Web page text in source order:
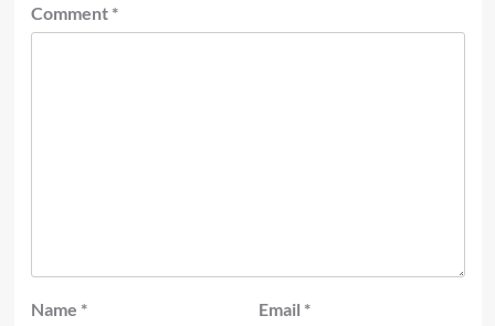
Comment *
Name * Email *